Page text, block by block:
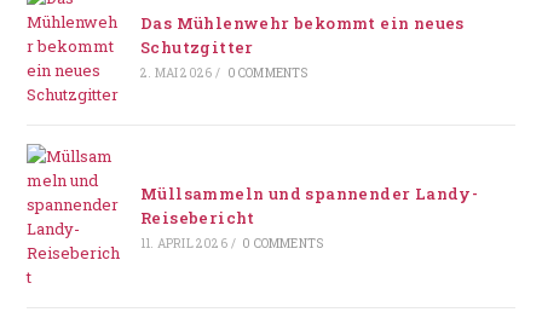
Das Mühlenwehr bekommt ein neues
Schutzgitter
2. MAI 2026 / 0 COMMENTS
Müllsammeln und spannender Landy-
Reisebericht
11. APRIL 2026 / 0 COMMENTS